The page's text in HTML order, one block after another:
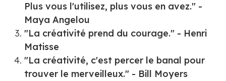
Plus vous l'utilisez, plus vous en avez." -
Maya Angelou
"La créativité prend du courage." - Henri
Matisse
"La créativité, c'est percer le banal pour
trouver le merveilleux." - Bill Moyers